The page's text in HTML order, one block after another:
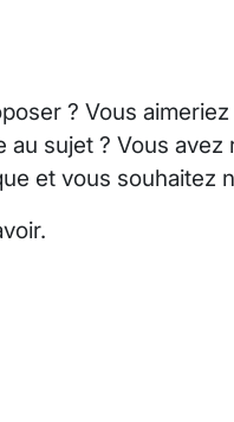
? Vous
sujet ? Vous
et vous souhaitez